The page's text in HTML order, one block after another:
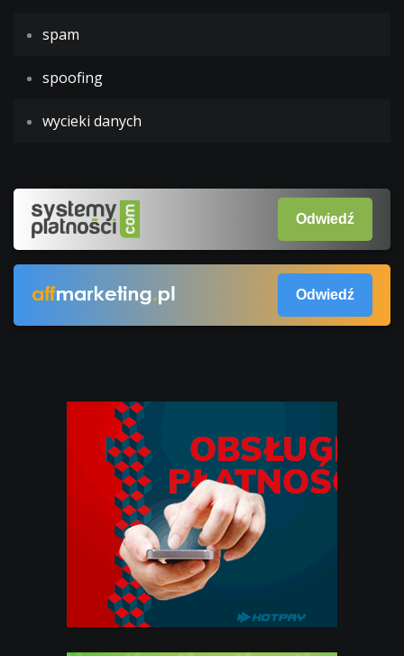
spam
spoofing
wycieki danych
Odwiedź
Odwiedź